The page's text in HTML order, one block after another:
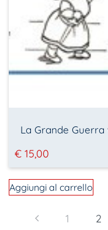
La Grande
€ 15,00
Aggiungi al carrello
1 2